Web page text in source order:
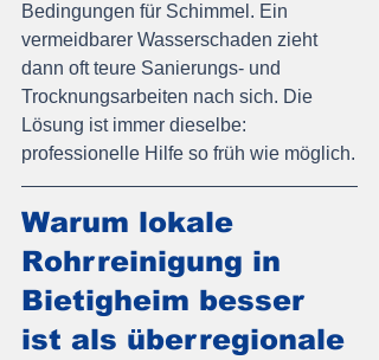
Bedingungen für Schimmel. Ein
vermeidbarer Wasserschaden zieht
dann oft teure Sanierungs- und
Trocknungsarbeiten nach sich. Die
Lösung ist immer dieselbe:
professionelle Hilfe so früh wie möglich.
Warum lokale
Rohrreinigung in
Bietigheim besser
ist als überregionale